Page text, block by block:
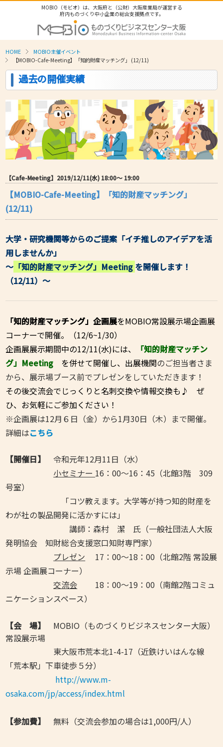
MOBIO（モビオ）は、大阪府と（公財）大阪産業局が運営する
府内ものづくり中小企業の総合支援拠点です。
HOME
MOBIO主催イベント
【MOBIO-Cafe-Meeting】「知的財産マッチング」 (12/11)
過去の開催実績
【Cafe-Meeting】2019/12/11(水) 18:00〜 19:00
【MOBIO-Cafe-Meeting】「知的財産マッチング」
(12/11)
大学・研究機関等からのご提案「イチ推しのアイデアを活
用しませんか」
～ 「知的財産マッチング」Meeting を開催します！
（12/11）～
「知的財産マッチング」企画展をMOBIO常設展示場企画展
コーナーで開催。（12/6~1/30）
企画展展示期間中の12/11(水)には、
「知的財産マッチン
グ」 Meeting を併せて開催し、出展機関のご担当者さま
から、展示場ブース前でプレゼンをしていただきます！
その後交流会でじっくりと名刺交換や情報交換も♪ぜ
ひ、お気軽にご参加ください！
※企画展は12月６日（金）から1月30日（木）まで開催。
詳細はこちら
【開催日】令和元年12月11日（水）
小セミナー 16：00～16：45（北館3階 309
号室）
「コツ教えます。大学等が持つ知的財産を
わが社の製品開発に活かすには」
講師：森村 潔 氏（一般社団法人大阪
発明協会 知財総合支援窓口知財専門家）
プレゼン 17：00～18：00（北館2階 常設展
示場 企画展コーナー）
交流会 18：00～19：00（南館2階コミュ
ニケーションスペース）
【会 場】
MOBIO（ものづくりビジネスセンター大阪）
常設展示場
東大阪市荒本北1-4-17（近鉄けいはんな線
「荒本駅」下車徒歩５分）
http://www.m-
osaka.com/jp/access/index.html
【参加費】 無料（交流会参加の場合は1,000円/人）